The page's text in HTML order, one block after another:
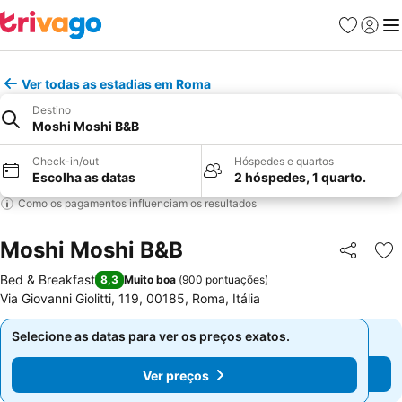
Favoritos
Iniciar
Ver todas as estadias em Roma
Destino
Moshi Moshi B&B
Check-in/out
Escolha as datas
Hóspedes e quartos
2 hóspedes, 1 quarto.
Como os pagamentos influenciam os resultados
Moshi Moshi B&B Partilhar
Bed & Breakfast 8,3 Muito boa (900 pontuações)
Via Giovanni Giolitti, 119, 00185, Roma, Itália
Selecione as datas para ver os preços exatos.
Ver preços
Selecione as datas para ver os preços exatos.
Ver preços